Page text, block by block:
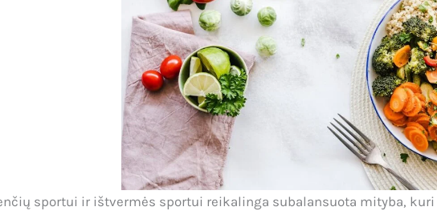
sportui ir ištvermės sportui reikalinga subalansuota mityba,